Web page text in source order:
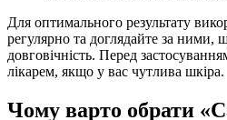
Для оптимального результату
регулярно та доглядайте за ними,
довговічність. Перед
лікарем, якщо у вас чутлива шкіра.
Чому варто обрати